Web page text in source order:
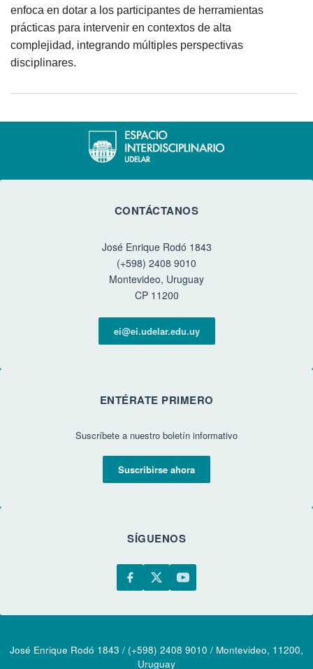
enfoca en dotar a los participantes de herramientas
prácticas para intervenir en contextos de alta
complejidad, integrando múltiples perspectivas
disciplinares.
CONTÁCTANOS
José Enrique Rodó 1843
(+598) 2408 9010
Montevideo, Uruguay
CP 11200
ei@ei.udelar.edu.uy
ENTÉRATE PRIMERO
Suscríbete a nuestro boletín informativo
Suscribirse ahora
SÍGUENOS
José Enrique Rodó 1843 / (+598) 2408 9010 / Montevideo, 11200,
Uruguay